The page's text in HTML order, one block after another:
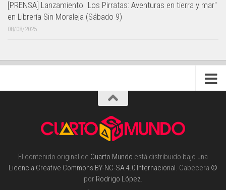
[PRENSA] Lanzamiento "Los Pirratas: Aventuras en tierra y mar"
en Librería Sin Moraleja (Sábado 9)
08/08/2025
El contenido original de Cuarto Mundo está distribuido bajo una
Licencia Creative Commons BY-NC-SA 4.0 Internacional. Cabecera ©
por Rodrigo López.